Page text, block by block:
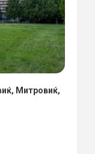
Митровиќ,